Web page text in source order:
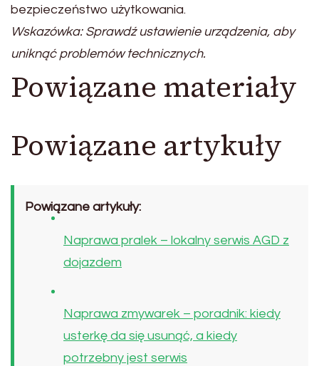
bezpieczeństwo użytkowania.
Wskazówka: Sprawdź ustawienie urządzenia, aby
uniknąć problemów technicznych.
Powiązane materiały
Powiązane artykuły
Powiązane artykuły:
Naprawa pralek – lokalny serwis AGD z
dojazdem
Naprawa zmywarek – poradnik: kiedy
usterkę da się usunąć, a kiedy
potrzebny jest serwis